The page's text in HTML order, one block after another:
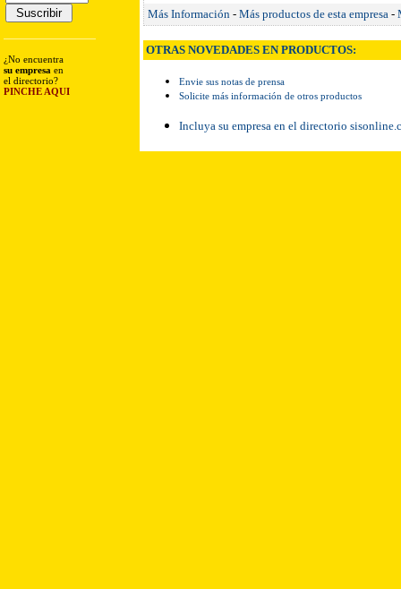
¿No encuentra
su empresa en
el directorio?
PINCHE AQUI
Más Información - Más productos de esta empresa -
OTRAS NOVEDADES EN PRODUCTOS:
Envie sus notas de prensa
Solicite más información de otros productos
Incluya su empresa en el directorio